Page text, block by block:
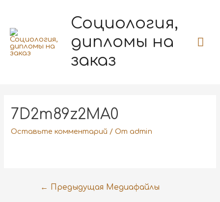
Социология,
дипломы на
заказ
7D2m89z2MA0
Оставьте комментарий / От admin
← Предыдущая Медиафайлы